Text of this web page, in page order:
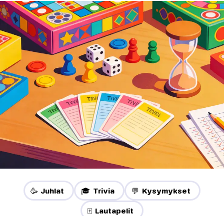
🥳 Juhlat 🎓 Trivia 💬 Kysymykset
🀄 Lautapelit